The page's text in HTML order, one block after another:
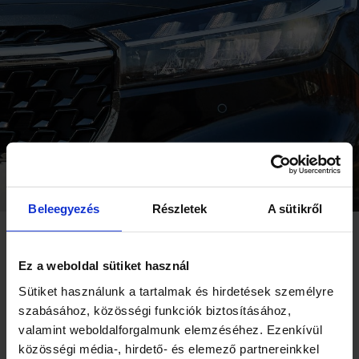
Beleegyezés Részletek A sütikről
Ez a weboldal sütiket használ
Sütiket használunk a tartalmak és hirdetések személyre
szabásához, közösségi funkciók biztosításához,
valamint weboldalforgalmunk elemzéséhez. Ezenkívül
közösségi média-, hirdető- és elemező partnereinkkel
HÍREK
VÁLLALAT
SAJTÓSZOBA
35 ÉV
EGYÜTT AZ UTAKON
MOTOR
MARINE
DÍZELMOTOROS
JÁRMŰVEK AZ EURÓPAI
PIACOKON